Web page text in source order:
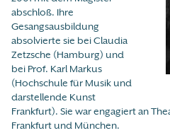
abschloß. Ihre
Gesangsausbildung
absolvierte sie bei Claudia
Zetzsche (Hamburg) und
bei Prof. Karl Markus
(Hochschule für Musik und
darstellende Kunst
Frankfurt). Sie war engagiert an
Frankfurt und München.